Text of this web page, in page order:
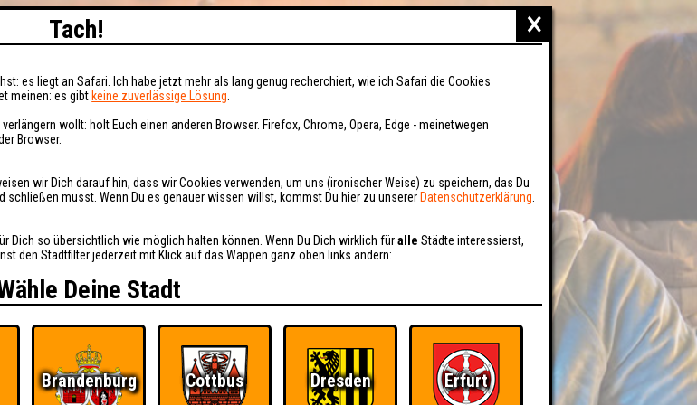
×
Tach!
es liegt an Safari. Ich habe jetzt mehr als lang genug recherchiert, wie ich Safari die Cookies
meinen: es gibt keine zuverlässige Lösung
wollt: holt Euch einen anderen Browser. Firefox, Chrome, Opera, Edge - meinetwegen
Browser.
wir Dich darauf hin, dass wir Cookies verwenden, um uns (ironischer Weise) zu speichern, das Du
schließen musst. Wenn Du es genauer wissen willst, kommst Du hier zu unserer Datenschutzerklärung
Dich so übersichtlich wie möglich halten können. Wenn Du Dich wirklich füralle Städte interessierst,
den Stadtfilter jederzeit mit Klick auf das Wappen ganz oben links ändern:
Deine Stadt
Brandenburg Cottbus Dresden Erfurt